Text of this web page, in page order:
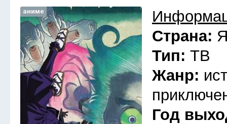
аниме
Страна:
Тип: ТВ
Жанр:
Год